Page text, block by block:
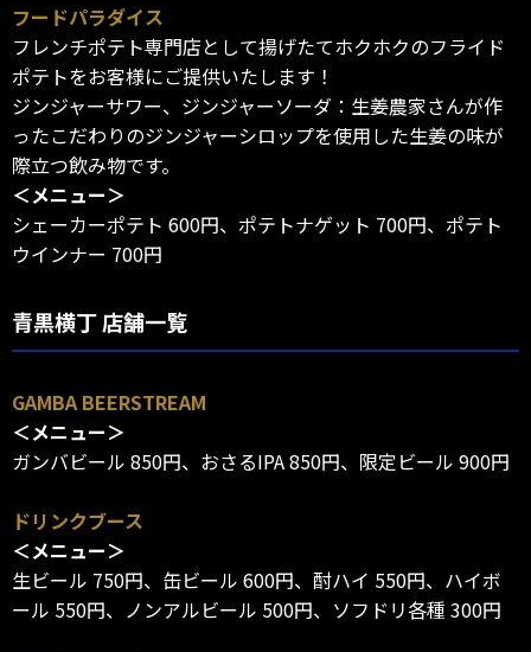
フードパラダイス
フレンチポテト専門店として揚げたてホクホクのフライド
ポテトをお客様にご提供いたします！
ジンジャーサワー、ジンジャーソーダ：生姜農家さんが作
ったこだわりのジンジャーシロップを使用した生姜の味が
際立つ飲み物です。
＜メニュー＞
シェーカーポテト 600円、ポテトナゲット 700円、ポテト
ウインナー 700円
青黒横丁 店舗一覧
GAMBA BEERSTREAM
＜メニュー＞
ガンバビール 850円、おさるIPA 850円、限定ビール 900円
ドリンクブース
＜メニュー＞
生ビール 750円、缶ビール 600円、酎ハイ 550円、ハイボ
ール 550円、ノンアルビール 500円、ソフドリ各種 300円